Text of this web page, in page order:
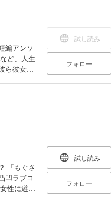
は、耳
く。や
は“耳兜
兜の冒険
編アンソ
ど、人生
ら彼女た
みくだ
試し読み
フォロー
凹ラブコ
試し読み
フォロー